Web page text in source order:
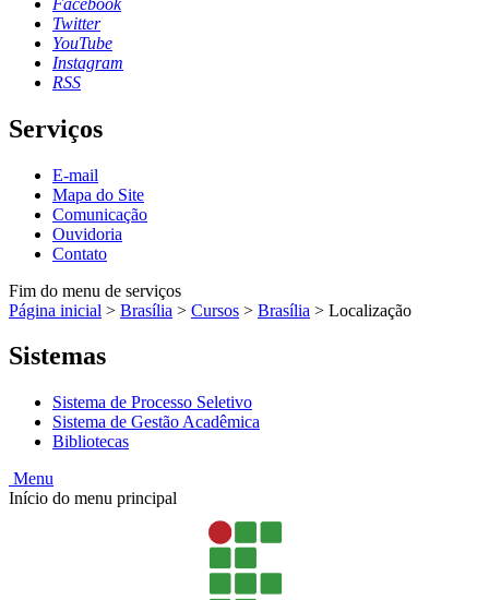
Twitter
YouTube
Instagram
RSS
Serviços
E-mail
Mapa do Site
Comunicação
Ouvidoria
Contato
Fim do menu de serviços
Página inicial > Brasília > Cursos > Brasília > Localização
Sistemas
Sistema de Processo Seletivo
Sistema de Gestão Acadêmica
Bibliotecas
Menu
Início do menu principal